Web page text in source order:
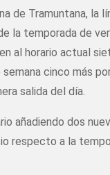
de Tramuntana, la
la temporada de
al horario actual
semana cinco más
salida del día.
añadiendo dos
respecto a la